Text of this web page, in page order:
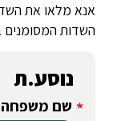
אנא מלאו את
השדות המסומנים
נוסע.ת
* שם משפחה